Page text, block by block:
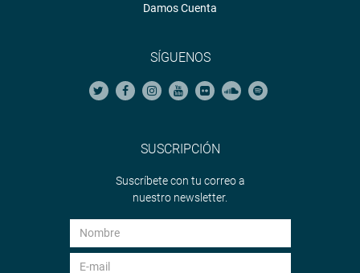
Damos Cuenta
SÍGUENOS
SUSCRIPCIÓN
Suscríbete con tu correo a
nuestro newsletter.